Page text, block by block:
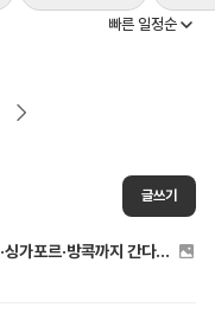
빠른 일정순
글쓰기
루시 ISLAND 앙코르 확정! 서울콘 3일에 홍콩·싱가포르·방콕까지 간다는데